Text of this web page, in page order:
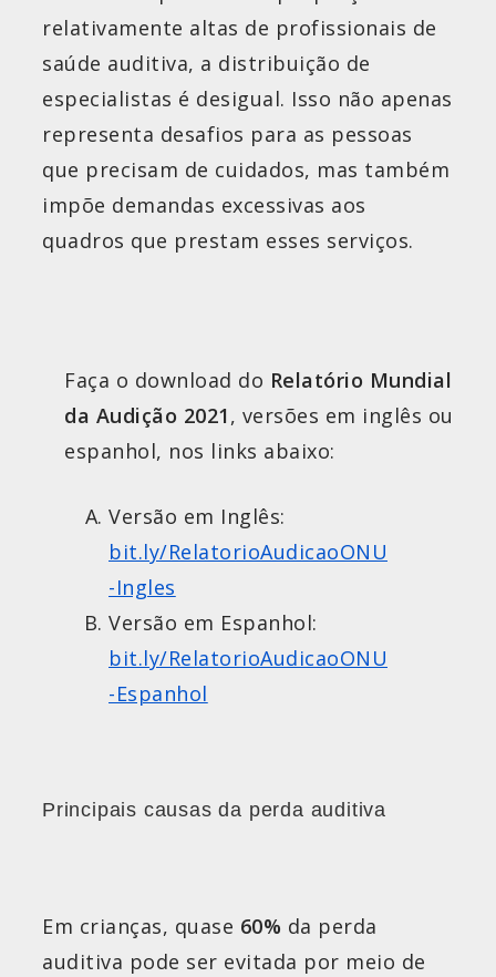
relativamente altas de profissionais de
saúde auditiva, a distribuição de
especialistas é desigual. Isso não apenas
representa desafios para as pessoas
que precisam de cuidados, mas também
impõe demandas excessivas aos
quadros que prestam esses serviços.
Faça o download do Relatório Mundial
da Audição 2021, versões em inglês ou
espanhol, nos links abaixo:
Versão em Inglês:
bit.ly/RelatorioAudicaoONU
-Ingles
Versão em Espanhol:
bit.ly/RelatorioAudicaoONU
-Espanhol
Principais causas da perda auditiva
Em crianças, quase 60% da perda
auditiva pode ser evitada por meio de